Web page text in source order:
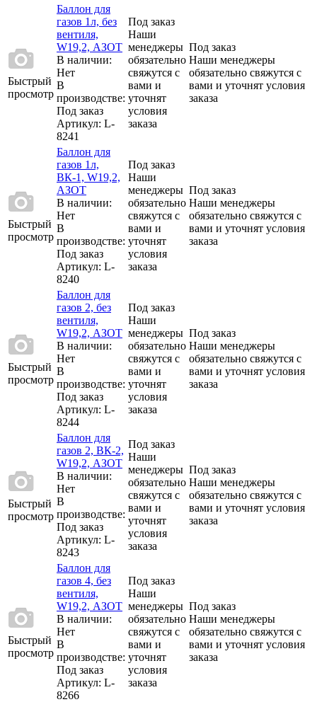
Быстрый
просмотр
Баллон для
газов 1л, без
вентиля,
W19,2, АЗОТ
В наличии:
Нет
В
производстве:
Под заказ
Артикул: L-
8241
Под заказ
Наши
менеджеры
обязательно
свяжутся с
вами и
уточнят
условия
заказа
Под заказ
Наши менеджеры
обязательно свяжутся с
вами и уточнят условия
заказа
Быстрый
просмотр
Баллон для
газов 1л,
ВК-1, W19,2,
АЗОТ
В наличии:
Нет
В
производстве:
Под заказ
Артикул: L-
8240
Под заказ
Наши
менеджеры
обязательно
свяжутся с
вами и
уточнят
условия
заказа
Под заказ
Наши менеджеры
обязательно свяжутся с
вами и уточнят условия
заказа
Быстрый
просмотр
Баллон для
газов 2, без
вентиля,
W19,2, АЗОТ
В наличии:
Нет
В
производстве:
Под заказ
Артикул: L-
8244
Под заказ
Наши
менеджеры
обязательно
свяжутся с
вами и
уточнят
условия
заказа
Под заказ
Наши менеджеры
обязательно свяжутся с
вами и уточнят условия
заказа
Быстрый
просмотр
Баллон для
газов 2, ВК-2,
W19,2, АЗОТ
В наличии:
Нет
В
производстве:
Под заказ
Артикул: L-
8243
Под заказ
Наши
менеджеры
обязательно
свяжутся с
вами и
уточнят
условия
заказа
Под заказ
Наши менеджеры
обязательно свяжутся с
вами и уточнят условия
заказа
Быстрый
просмотр
Баллон для
газов 4, без
вентиля,
W19,2, АЗОТ
В наличии:
Нет
В
производстве:
Под заказ
Артикул: L-
8266
Под заказ
Наши
менеджеры
обязательно
свяжутся с
вами и
уточнят
условия
заказа
Под заказ
Наши менеджеры
обязательно свяжутся с
вами и уточнят условия
заказа